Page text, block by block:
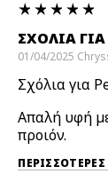
ΣΧΌΛΙΑ ΓΙΑ
01/04/2025
Σχόλια για
Απαλή υφή
προιόν.